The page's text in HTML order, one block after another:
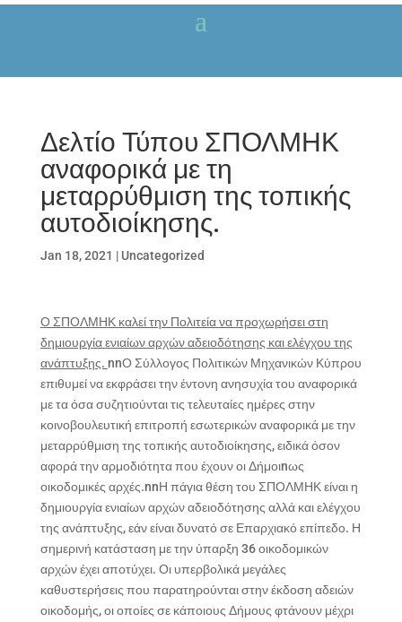
Δελτίο Τύπου ΣΠΟΛΜΗΚ
αναφορικά με τη
μεταρρύθμιση της τοπικής
αυτοδιοίκησης.
Jan 18, 2021 | Uncategorized
Ο ΣΠΟΛΜΗΚ καλεί την Πολιτεία να προχωρήσει στη
δημιουργία ενιαίων αρχών αδειοδότησης και ελέγχου της
ανάπτυξης. nnΟ Σύλλογος Πολιτικών Μηχανικών Κύπρου
επιθυμεί να εκφράσει την έντονη ανησυχία του αναφορικά
με τα όσα συζητιούνται τις τελευταίες ημέρες στην
κοινοβουλευτική επιτροπή εσωτερικών αναφορικά με την
μεταρρύθμιση της τοπικής αυτοδιοίκησης, ειδικά όσον
αφορά την αρμοδιότητα που έχουν οι Δήμοιnως
οικοδομικές αρχές.nnΗ πάγια θέση του ΣΠΟΛΜΗΚ είναι η
δημιουργία ενιαίων αρχών αδειοδότησης αλλά και ελέγχου
της ανάπτυξης, εάν είναι δυνατό σε Επαρχιακό επίπεδο. Η
σημερινή κατάσταση με την ύπαρξη 36 οικοδομικών
αρχών έχει αποτύχει. Οι υπερβολικά μεγάλες
καθυστερήσεις που παρατηρούνται στην έκδοση αδειών
οικοδομής, οι οποίες σε κάποιους Δήμους φτάνουν μέχρι